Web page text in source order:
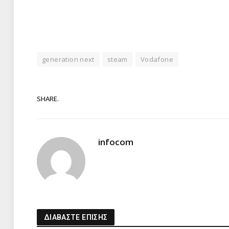
generation next steam Vodafone
SHARE.
infocom
ΔΙΑΒΑΣΤΕ ΕΠΙΣΗΣ